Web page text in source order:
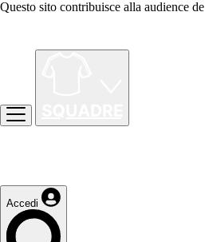
Questo sito contribuisce alla audience de
Accedi